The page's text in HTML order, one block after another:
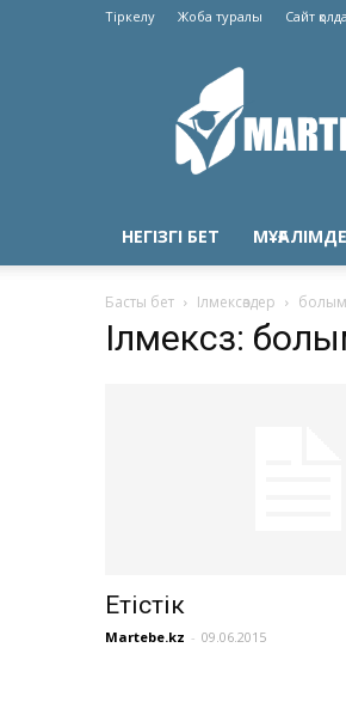
Тіркелу Жоба туралы Сайт
Martebe.kz
білім
сайты
НЕГІЗГІ БЕТ
Басты бет Ілмексөздер
Ілмексөз:
Етістік
Martebe.kz - 09.06.2015